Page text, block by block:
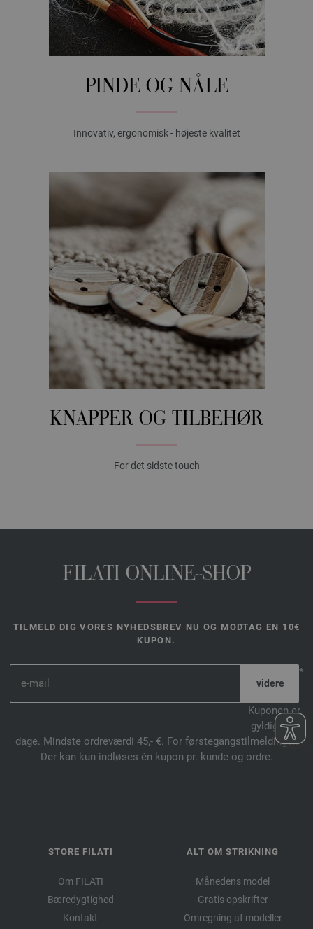
PINDE OG NÅLE
Innovativ, ergonomisk - højeste kvalitet
KNAPPER OG TILBEHØR
For det sidste touch
FILATI ONLINE-SHOP
TILMELD DIG VORES NYHEDSBREV NU OG MODTAG EN 10€
KUPON.
*
Kuponen er
gyldig i 14
dage. Mindste ordreværdi 45,- €. For førstegangstilmeldinger.
Der kan kun indløses én kupon pr. kunde og ordre.
STORE FILATI
Om FILATI
Bæredygtighed
Kontakt
ALT OM STRIKNING
Månedens model
Gratis opskrifter
Omregning af modeller